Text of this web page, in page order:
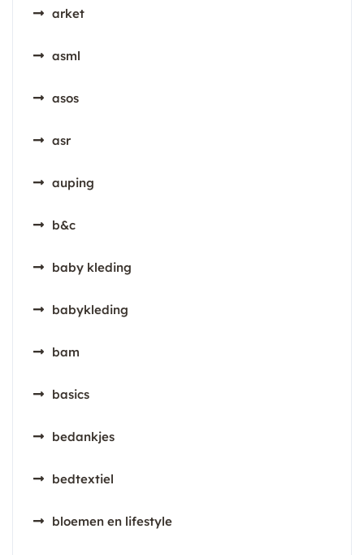
arket
asml
asos
asr
auping
b&c
baby kleding
babykleding
bam
basics
bedankjes
bedtextiel
bloemen en lifestyle